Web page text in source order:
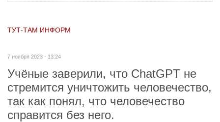
ТУТ-ТАМ ИНФОРМ
7 ноября 2023 - 13:24
Учёные заверили, что ChatGPT не
стремится уничтожить человечество,
так как понял, что человечество
справится без него.